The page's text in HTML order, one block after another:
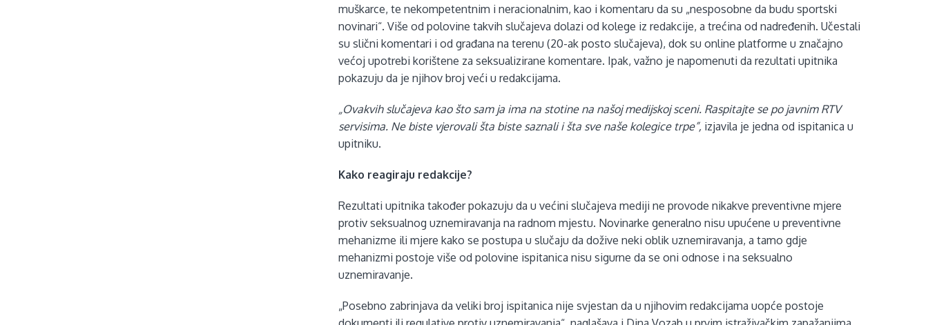
muškarce, te nekompetentnim i neracionalnim, kao i komentaru da su „nesposobne da budu sportski
novinari“. Više od polovine takvih slučajeva dolazi od kolege iz redakcije, a trećina od nadređenih. Učestali
su slični komentari i od građana na terenu (20-ak posto slučajeva), dok su online platforme u značajno
većoj upotrebi korištene za seksualizirane komentare. Ipak, važno je napomenuti da rezultati upitnika
pokazuju da je njihov broj veći u redakcijama.
„Ovakvih slučajeva kao što sam ja ima na stotine na našoj medijskoj sceni. Raspitajte se po javnim RTV
servisima. Ne biste vjerovali šta biste saznali i šta sve naše kolegice trpe”, izjavila je jedna od ispitanica u
upitniku.
Kako reagiraju redakcije?
Rezultati upitnika također pokazuju da u većini slučajeva mediji ne provode nikakve preventivne mjere
protiv seksualnog uznemiravanja na radnom mjestu. Novinarke generalno nisu upućene u preventivne
mehanizme ili mjere kako se postupa u slučaju da dožive neki oblik uznemiravanja, a tamo gdje
mehanizmi postoje više od polovine ispitanica nisu sigurne da se oni odnose i na seksualno
uznemiravanje.
„Posebno zabrinjava da veliki broj ispitanica nije svjestan da u njihovim redakcijama uopće postoje